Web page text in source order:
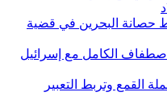
حصانة البحرين في قضية
الكامل مع إسرائيل
القمع وتربط التعبير